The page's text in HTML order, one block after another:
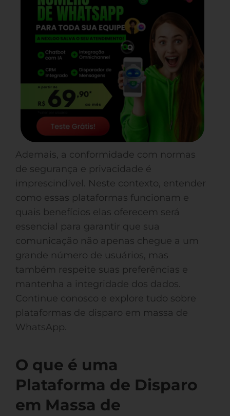
Ademais, a conformidade com normas
de segurança e privacidade é
imprescindível. Neste contexto, entender
como essas plataformas funcionam e
quais benefícios elas oferecem será
essencial para garantir que sua
comunicação não apenas chegue a um
grande número de usuários, mas
também respeite suas preferências e
mantenha a integridade dos dados.
Continue conosco e explore tudo sobre
plataformas de disparo em massa de
WhatsApp.
O que é uma
Plataforma de Disparo
em Massa de